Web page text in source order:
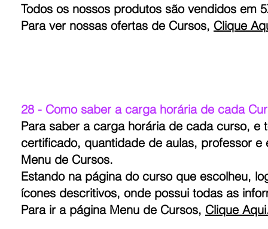
Todos os nossos produtos são vendidos em
Para ver nossas ofertas de Cursos, Clique
28 - Como saber a carga horária de cada
Para saber a carga horária de cada curso,
certificado, quantidade de aulas, professor
Menu de Cursos.
Estando na página do curso que escolheu,
ícones descritivos, onde possui todas as
Para ir a página Menu de Cursos, Clique